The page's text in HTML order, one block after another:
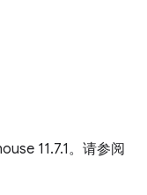
11.7.1。请参阅